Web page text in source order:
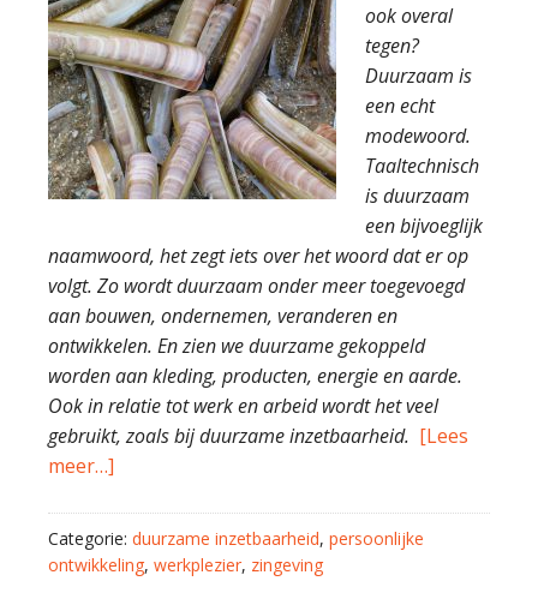
ook overal
tegen?
Duurzaam is
een echt
modewoord.
Taaltechnisch
is duurzaam
een bijvoeglijk
naamwoord, het zegt iets over het woord dat er op
volgt. Zo wordt duurzaam onder meer toegevoegd
aan bouwen, ondernemen, veranderen en
ontwikkelen. En zien we duurzame gekoppeld
worden aan kleding, producten, energie en aarde.
Ook in relatie tot werk en arbeid wordt het veel
gebruikt, zoals bij duurzame inzetbaarheid. [Lees
meer…]
Categorie: duurzame inzetbaarheid, persoonlijke
ontwikkeling, werkplezier, zingeving